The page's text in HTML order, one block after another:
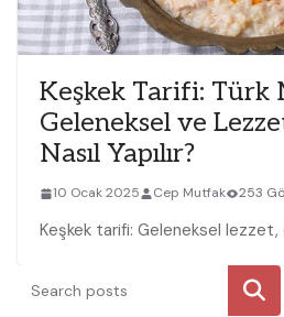
Keşkek Tarifi: Türk
Geleneksel ve
Nasıl Yapılır?
10 Ocak 2025 Cep Mutfak 253
Keşkek tarifi: Geleneksel lezzet,
Ara